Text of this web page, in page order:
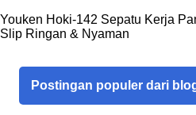
Youken Hoki-142 Sepatu Kerja
Slip Ringan & Nyaman
Postingan populer dari